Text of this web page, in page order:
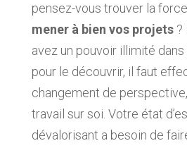
pensez-vous trouver la force
mener à bien vos projets?
avez un pouvoir illimité
pour le découvrir, il faut
changement de
travail sur soi. Votre état
dévalorisant a besoin de